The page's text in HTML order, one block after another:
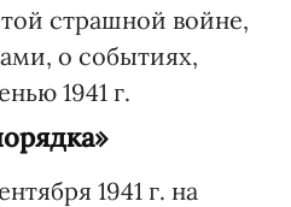
страшной войне,
о событиях,
1941 г.
1941 г. на